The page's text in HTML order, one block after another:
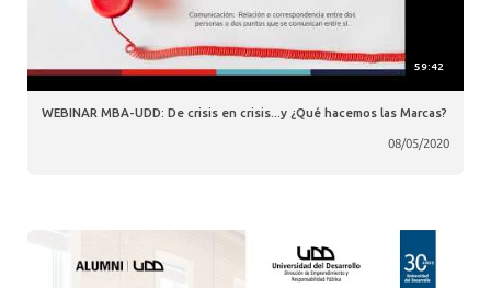
59:42
WEBINAR MBA-UDD: De crisis en crisis...y ¿Qué hacemos las Marcas?
08/05/2020